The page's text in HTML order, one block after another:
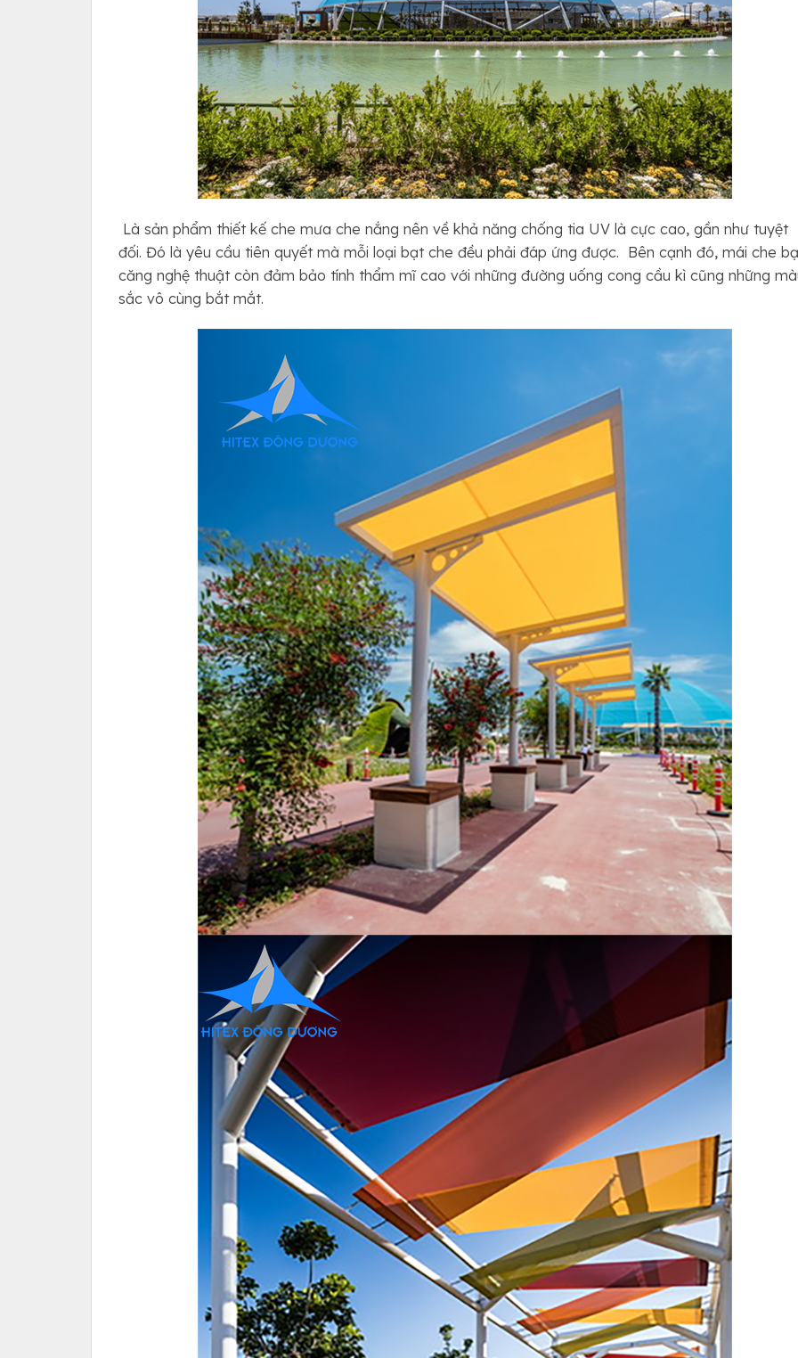
Là sản phẩm thiết kế che mưa che nắng nên về khả năng chống tia UV là cực cao, gần như tuyệt
đối. Đó là yêu cầu tiên quyết mà mỗi loại bạt che đều phải đáp ứng được. Bên cạnh đó, mái che
căng nghệ thuật còn đảm bảo tính thẩm mĩ cao với những đường uống cong cầu kì cũng những
sắc vô cùng bắt mắt.